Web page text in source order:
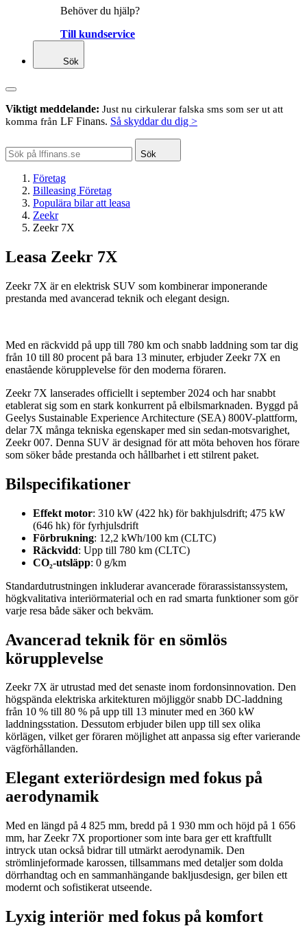
Behöver du hjälp?
Till kundservice
Sök
Viktigt meddelande: Just nu cirkulerar falska sms som ser ut att
komma från LF Finans. Så skyddar du dig >
Sök
Företag
Billeasing Företag
Populära bilar att leasa
Zeekr
Zeekr 7X
Leasa Zeekr 7X
Zeekr 7X är en elektrisk SUV som kombinerar imponerande
prestanda med avancerad teknik och elegant design.
Med en räckvidd på upp till 780 km och snabb laddning som tar dig
från 10 till 80 procent på bara 13 minuter, erbjuder Zeekr 7X en
enastående körupplevelse för den moderna föraren.
Zeekr 7X lanserades officiellt i september 2024 och har snabbt
etablerat sig som en stark konkurrent på elbilsmarknaden. Byggd på
Geelys Sustainable Experience Architecture (SEA) 800V-plattform,
delar 7X många tekniska egenskaper med sin sedan-motsvarighet,
Zeekr 007. Denna SUV är designad för att möta behoven hos förare
som söker både prestanda och hållbarhet i ett stilrent paket.
Bilspecifikationer
Effekt motor: 310 kW (422 hk) för bakhjulsdrift; 475 kW
(646 hk) för fyrhjulsdrift
Förbrukning: 12,2 kWh/100 km (CLTC)
Räckvidd: Upp till 780 km (CLTC)
CO₂-utsläpp: 0 g/km
Standardutrustningen inkluderar avancerade förarassistanssystem,
högkvalitativa interiörmaterial och en rad smarta funktioner som gör
varje resa både säker och bekväm.
Avancerad teknik för en sömlös
körupplevelse
Zeekr 7X är utrustad med det senaste inom fordonsinnovation. Den
högspända elektriska arkitekturen möjliggör snabb DC-laddning
från 10 % till 80 % på upp till 13 minuter med en 360 kW
laddningsstation. Dessutom erbjuder bilen upp till sex olika
körlägen, vilket ger föraren möjlighet att anpassa sig efter varierande
vägförhållanden.
Elegant exteriördesign med fokus på
aerodynamik
Med en längd på 4 825 mm, bredd på 1 930 mm och höjd på 1 656
mm, har Zeekr 7X proportioner som inte bara ger ett kraftfullt
intryck utan också bidrar till utmärkt aerodynamik. Den
strömlinjeformade karossen, tillsammans med detaljer som dolda
dörrhandtag och en sammanhängande bakljusdesign, ger bilen ett
modernt och sofistikerat utseende.
Lyxig interiör med fokus på komfort